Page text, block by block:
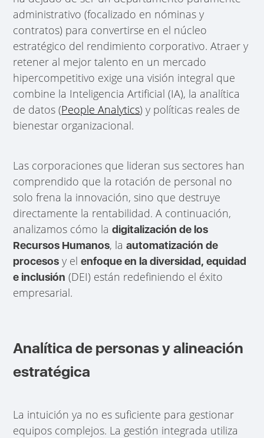
administrativo (focalizado en nóminas y
contratos) para convertirse en el núcleo
estratégico del rendimiento corporativo. Atraer y
retener al mejor talento en un mercado
hipercompetitivo exige una visión integral que
combine la Inteligencia Artificial (IA), la analítica
de datos (People Analytics) y políticas reales de
bienestar organizacional.
Las corporaciones que lideran sus sectores han
comprendido que la rotación de personal no
solo frena la innovación, sino que destruye
directamente la rentabilidad. A continuación,
analizamos cómo ladigitalización de los
Recursos Humanos, laautomatización de
procesos y elenfoque en la diversidad, equidad
e inclusión (DEI) están redefiniendo el éxito
empresarial.
Analítica de personas y alineación
estratégica
La intuición ya no es suficiente para gestionar
equipos complejos. La gestión integrada utiliza